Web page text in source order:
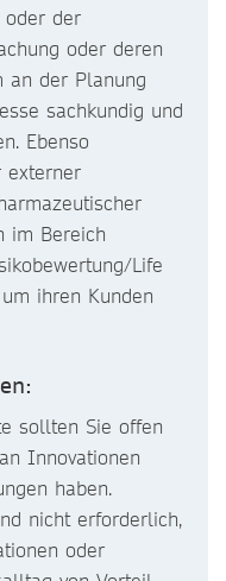
oder der
oder deren
an der Planung
sachkundig und
Ebenso
externer
im Bereich
Life
ihren Kunden
sollten Sie offen
Innovationen
haben.
nicht erforderlich,
oder